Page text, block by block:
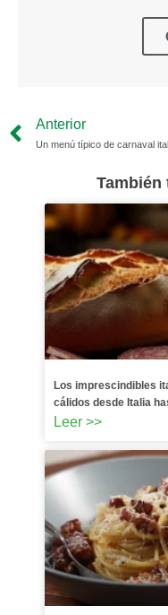
Prev
Anterior
Un menú típico de carnaval
También
Los imprescindibles
cálidos desde Italia
Leer >>